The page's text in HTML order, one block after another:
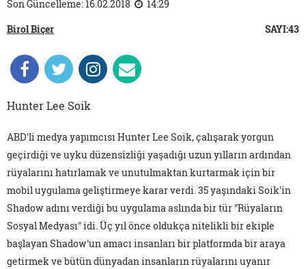
Son Güncelleme: 16.02.2018
14:29
Birol Biçer
SAYI:43
Hunter Lee Soik
ABD'li medya yapımcısı Hunter Lee Soik, çalışarak yorgun
geçirdiği ve uyku düzensizliği yaşadığı uzun yılların ardından
rüyalarını hatırlamak ve unutulmaktan kurtarmak için bir
mobil uygulama geliştirmeye karar verdi. 35 yaşındaki Soik'in
Shadow adını verdiği bu uygulama aslında bir tür "Rüyaların
Sosyal Medyası" idi. Üç yıl önce oldukça nitelikli bir ekiple
başlayan Shadow'un amacı insanları bir platformda bir araya
getirmek ve bütün dünyadan insanların rüyalarını uyanır